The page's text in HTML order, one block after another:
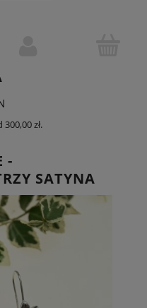
zł.
-
SATYNA